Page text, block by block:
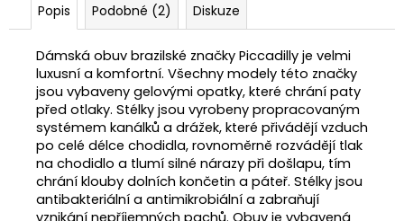
Popis Podobné (2) Diskuze
Dámská obuv brazilské značky Piccadilly je velmi
luxusní a komfortní. Všechny modely této značky
jsou vybaveny gelovými opatky, které chrání paty
před otlaky. Stélky jsou vyrobeny propracovaným
systémem kanálků a drážek, které přivádějí vzduch
po celé délce chodidla, rovnoměrně rozvádějí tlak
na chodidlo a tlumí silné nárazy při došlapu, tím
chrání klouby dolních končetin a páteř. Stélky jsou
antibakteriální a antimikrobiální a zabraňují
vznikání nepříjemných pachů. Obuv je vybavená